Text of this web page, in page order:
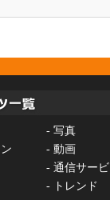
- 写真
- 動画
- 通信サー
-
トレンド